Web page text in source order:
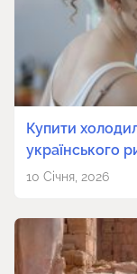
Купити
українського
10 Січня, 2026